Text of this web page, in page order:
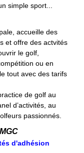
simple sport...
accueille des
et offre des actvités
le golf,
ou en
tout avec des tarifs
de golf au
d’activités, au
passionnés.
d'adhésion